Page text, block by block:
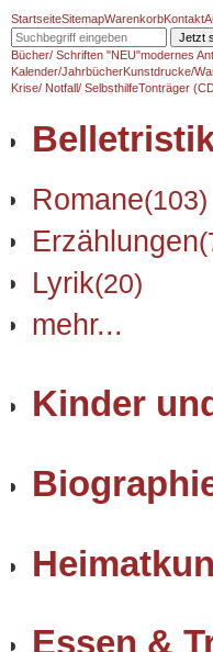
StartseiteSitemapWarenkorbKontakt
Jetzt
Bücher/ Schriften "NEU"modernes
Kalender/JahrbücherKunstdrucke/
Krise/ Notfall/ SelbsthilfeTonträger
Romane(103)
Erzählungen
Lyrik(20)
mehr...
Kinder
Essen &